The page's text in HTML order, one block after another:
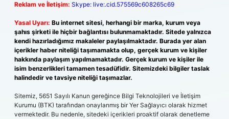
Reklam ve İletişim: Skype: live:.cid.575569c608265c69
Yasal Uyarı: Bu internet sitesi, herhangi bir marka, kurum veya
şahıs şirketi ile hiçbir bağlantısı bulunmamaktadır. Sitede yalnızca
kendi hazırladığımız makaleler paylaşılmaktadır. Burada yer alan
içerikler haber niteliği taşımamakta olup, gerçek kurum ve kişiler
hakkında paylaşım yapılmamaktadır. Gerçek kurum ve kişiler ile
isim benzerlikleri tamamen tesadüfidir. Sitemizdeki bilgiler taslak
halindedir ve tavsiye niteliği taşımazlar.
Sitemiz, 5651 Sayılı Kanun gereğince Bilgi Teknolojileri ve İletişim
Kurumu (BTK) tarafından onaylanmış bir Yer Sağlayıcı olarak hizmet
vermektedir. Bu nedenle, sitedeki içerikleri proaktif olarak denetleme